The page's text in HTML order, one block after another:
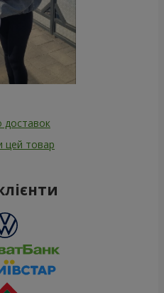
доставок
цей товар